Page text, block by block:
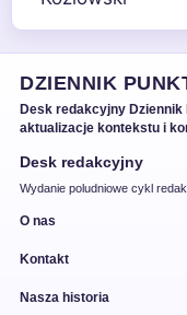
DZIENNIK
Desk redakcyjny
aktualizacje kontekstu i
Desk redakcyjny
Wydanie poludniowe cykl
O nas
Kontakt
Nasza historia